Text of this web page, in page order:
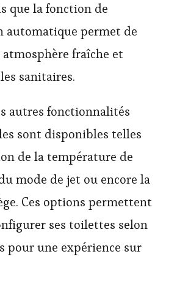
que la fonction de
automatique permet de
fraîche et
sanitaires.
autres fonctionnalités
sont disponibles telles
de la température de
mode de jet ou encore la
Ces options permettent
ses toilettes selon
pour une expérience sur